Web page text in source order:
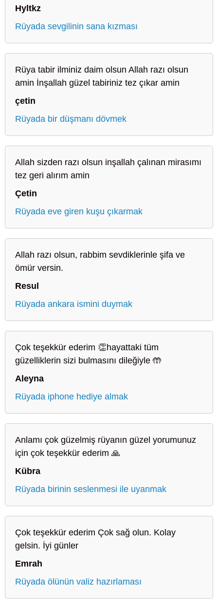
Hyltkz
Rüyada sevgilinin sana kızması
Rüya tabir ilminiz daim olsun Allah razı olsun
amin İnşallah güzel tabiriniz tez çıkar amin
çetin
Rüyada bir düşmanı dövmek
Allah sizden razı olsun inşallah çalınan mirasımı
tez geri alırım amin
Çetin
Rüyada eve giren kuşu çıkarmak
Allah razı olsun, rabbim sevdiklerinle şifa ve
ömür versin.
Resul
Rüyada ankara ismini duymak
Çok teşekkür ederim 👏hayattaki tüm
güzelliklerin sizi bulmasını dileğiyle 🤲
Aleyna
Rüyada iphone hediye almak
Anlamı çok güzelmiş rüyanın güzel yorumunuz
için çok teşekkür ederim 🙏
Kübra
Rüyada birinin seslenmesi ile uyanmak
Çok teşekkür ederim Çok sağ olun. Kolay
gelsin. İyi günler
Emrah
Rüyada ölünün valiz hazırlaması